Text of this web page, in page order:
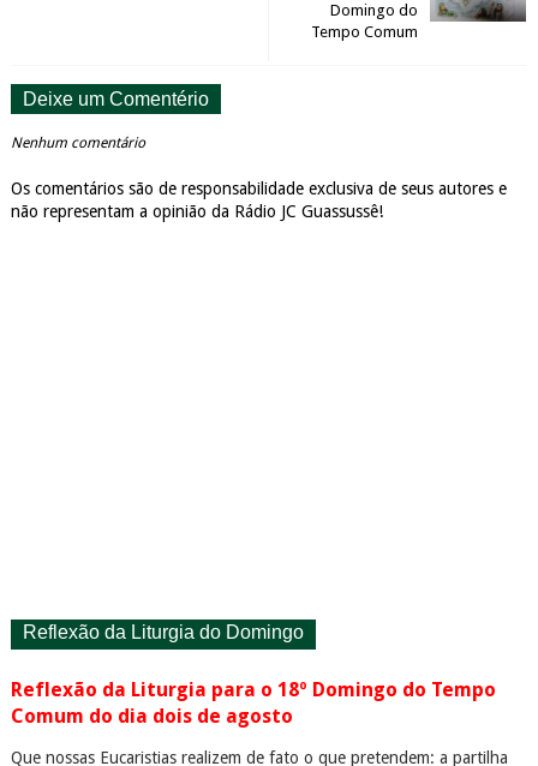
Domingo do
Tempo Comum
Deixe um Comentério
Nenhum comentário
Os comentários são de responsabilidade exclusiva de seus autores e
não representam a opinião da Rádio JC Guassussê!
Reflexão da Liturgia do Domingo
Reflexão da Liturgia para o 18º Domingo do Tempo
Comum do dia dois de agosto
Que nossas Eucaristias realizem de fato o que pretendem: a partilha